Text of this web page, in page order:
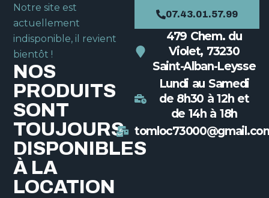
Notre site est
actuellement
indisponible, il revient
bientôt !
NOS
PRODUITS
SONT
TOUJOURS
DISPONIBLES
À LA
LOCATION
07.43.01.57.99
479 Chem. du
Violet, 73230
Saint-Alban-Leysse
Lundi au Samedi
de 8h30 à 12h et
de 14h à 18h